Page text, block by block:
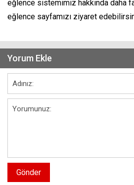
eğlence sistemimiz hakkında daha
eğlence sayfamızı ziyaret
Yorum Ekle
Gönder